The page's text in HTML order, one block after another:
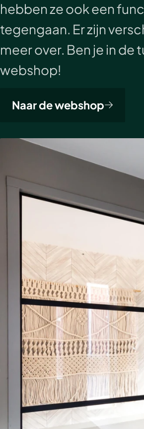
hebben ze ook een
tegengaan. Er zijn
meer over. Ben je in de
webshop!
Naar de webshop